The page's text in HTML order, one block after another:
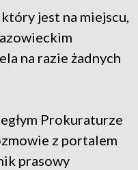
jest na miejscu,
na razie żadnych
Prokuraturze
z portalem
prasowy